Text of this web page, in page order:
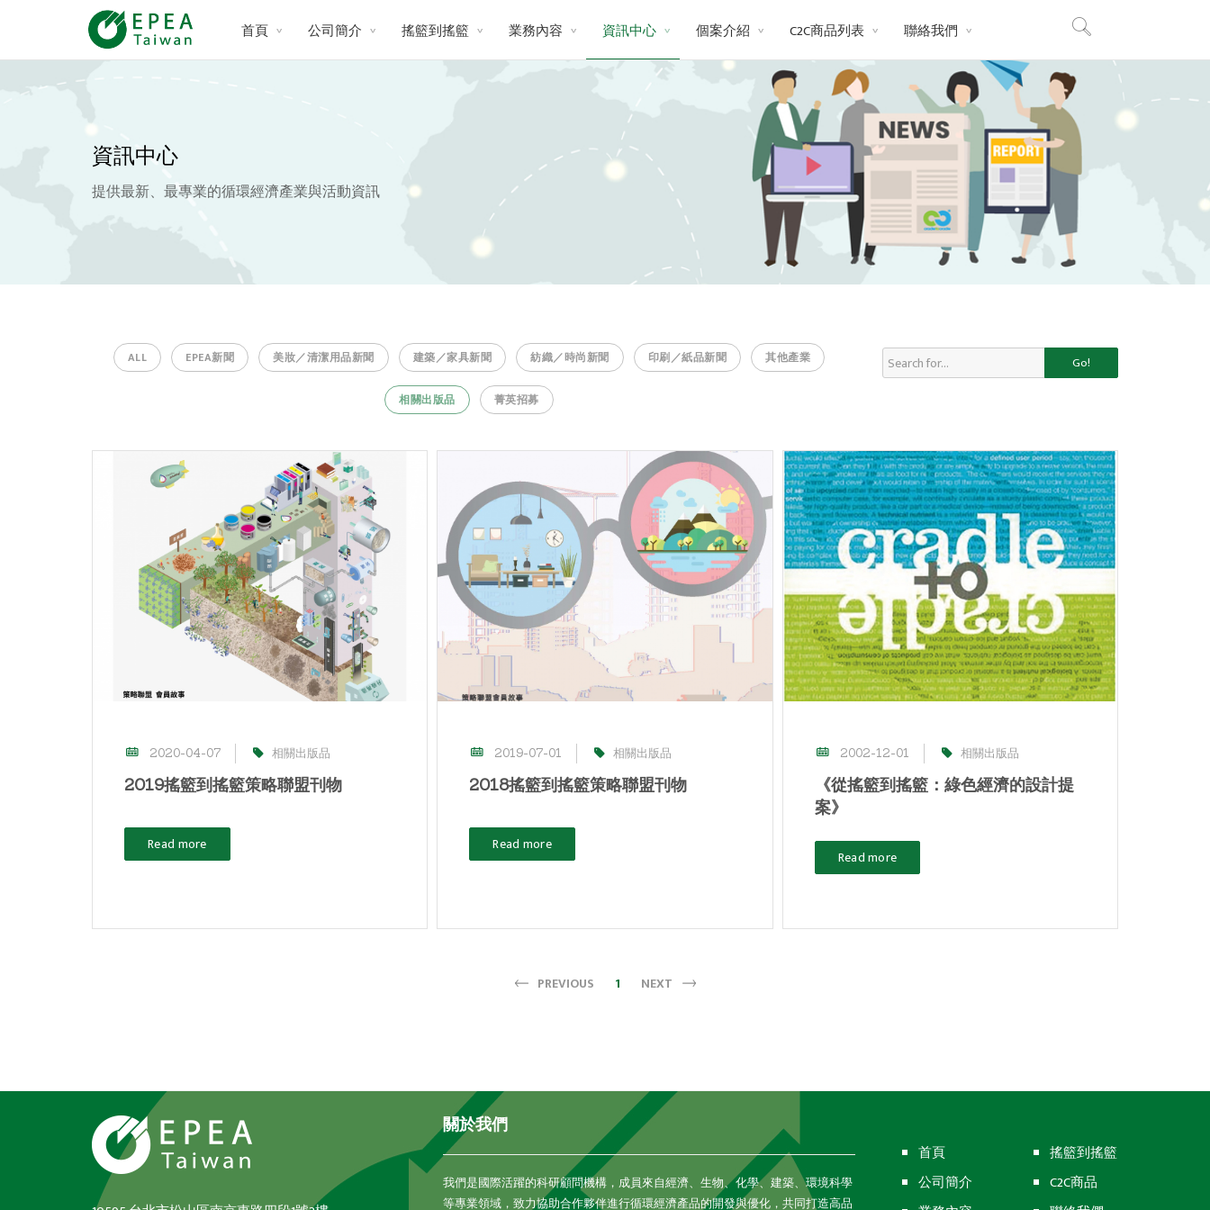
首頁 公司簡介 搖籃到搖籃 業務內容 資訊中心 個案介紹 C2C商品列表 聯絡我們
資訊中心
提供最新、最專業的循環經濟產業與活動資訊
ALL EPEA新聞 美妝／清潔用品新聞 建築／家具新聞 紡織／時尚新聞 印刷／紙品新聞 其他產業
相關出版品 菁英招募
Go!
2020-04-07 相關出版品
2019搖籃到搖籃策略聯盟刊物
Read more
2019-07-01 相關出版品
2018搖籃到搖籃策略聯盟刊物
Read more
2002-12-01 相關出版品
《從搖籃到搖籃：綠色經濟的設計提
案》
Read more
PREVIOUS 1 NEXT
關於我們
我們是國際活躍的科研顧問機構，成員來自經濟、生物、化學、建築、環境科學
等專業領域，致力協助合作夥伴進行循環經濟產品的開發與優化，共同打造高品
首頁
公司簡介
搖籃到搖籃
C2C商品